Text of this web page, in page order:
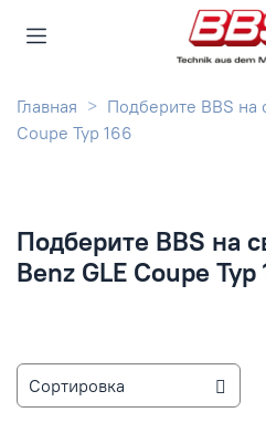
Главная Подберите BBS на
Coupe Typ 166
Подберите BBS на
Benz GLE Coupe Typ